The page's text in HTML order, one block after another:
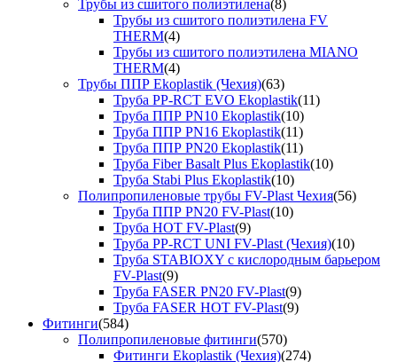
Трубы из сшитого полиэтилена(8)
Трубы из сшитого полиэтилена FV
THERM(4)
Трубы из сшитого полиэтилена MIANO
THERM(4)
Трубы ППР Ekoplastik (Чехия)(63)
Труба PP-RCT EVO Ekoplastik(11)
Труба ППР PN10 Ekoplastik(10)
Труба ППР PN16 Ekoplastik(11)
Труба ППР PN20 Ekoplastik(11)
Труба Fiber Basalt Plus Ekoplastik(10)
Труба Stabi Plus Ekoplastik(10)
Полипропиленовые трубы FV-Plast Чехия(56)
Труба ППР PN20 FV-Plast(10)
Труба HOT FV-Plast(9)
Труба PP-RCT UNI FV-Plast (Чехия)(10)
Труба STABIOXY с кислородным барьером
FV-Plast(9)
Труба FASER PN20 FV-Plast(9)
Труба FASER HOT FV-Plast(9)
Фитинги(584)
Полипропиленовые фитинги(570)
Фитинги Ekoplastik (Чехия)(274)